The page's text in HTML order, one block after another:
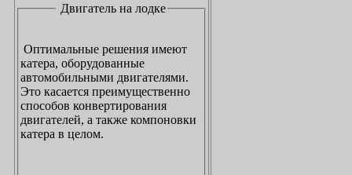
Двигатель на лодке
Оптимальные решения имеют
катера, оборудованные
автомобильными двигателями.
Это касается преимущественно
способов конвертирования
двигателей, а также компоновки
катера в целом.